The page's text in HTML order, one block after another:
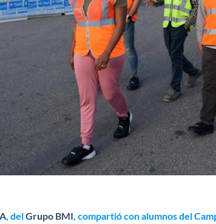
, delGrupo BMI, compartió con alumnos del